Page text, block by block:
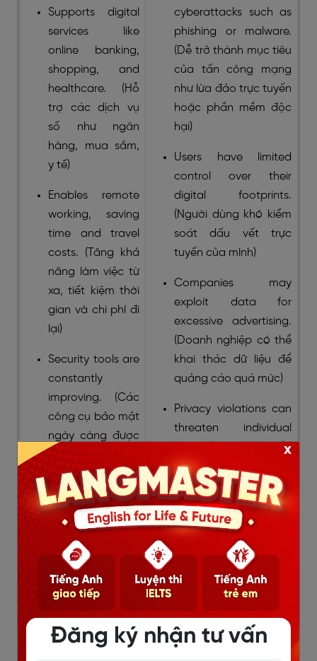
Supports digital
services like
online banking,
shopping, and
healthcare. (Hỗ
trợ các dịch vụ
số như ngân
hàng, mua sắm,
y tế)
Enables remote
working, saving
time and travel
costs. (Tăng khả
năng làm việc từ
xa, tiết kiệm thời
gian và chi phí đi
lại)
Security tools are
constantly
improving. (Các
công cụ bảo mật
ngày càng được
cải thiện)
Easy backup
options help
prevent data
loss. (Người dùng
có thể dễ dàng
sao lưu dữ liệu để
tránh mất mát)
cyberattacks such as
phishing or malware.
(Dễ trở thành mục tiêu
của tấn công mạng
như lừa đảo trực tuyến
hoặc phần mềm độc
hại)
Users have limited
control over their
digital footprints.
(Người dùng khó kiểm
soát dấu vết trực
tuyến của mình)
Companies may
exploit data for
excessive advertising.
(Doanh nghiệp có thể
khai thác dữ liệu để
quảng cáo quá mức)
Privacy violations can
threaten individual
safety. (Vi phạm quyền
riêng tư có thể ảnh
hưởng đến an toàn cá
nhân)
>> Xem thêm:
Đăng ký nhận tư vấn
x